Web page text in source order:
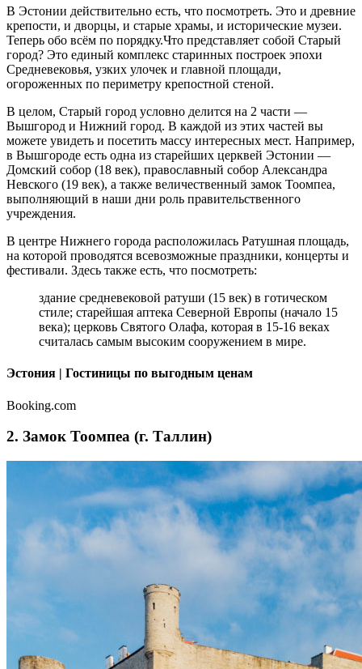
В Эстонии действительно есть, что посмотреть. Это и древние
крепости, и дворцы, и старые храмы, и исторические музеи.
Теперь обо всём по порядку.Что представляет собой Старый
город? Это единый комплекс старинных построек эпохи
Средневековья, узких улочек и главной площади,
огороженных по периметру крепостной стеной.
В целом, Старый город условно делится на 2 части —
Вышгород и Нижний город. В каждой из этих частей вы
можете увидеть и посетить массу интересных мест. Например,
в Вышгороде есть одна из старейших церквей Эстонии —
Домский собор (18 век), православный собор Александра
Невского (19 век), а также величественный замок Тоомпеа,
выполняющий в наши дни роль правительственного
учреждения.
В центре Нижнего города расположилась Ратушная площадь,
на которой проводятся всевозможные праздники, концерты и
фестивали. Здесь также есть, что посмотреть:
здание средневековой ратуши (15 век) в готическом
стиле; старейшая аптека Северной Европы (начало 15
века); церковь Святого Олафа, которая в 15-16 веках
считалась самым высоким сооружением в мире.
Эстония | Гостиницы по выгодным ценам
Booking.com
2. Замок Тоомпеа (г. Таллин)